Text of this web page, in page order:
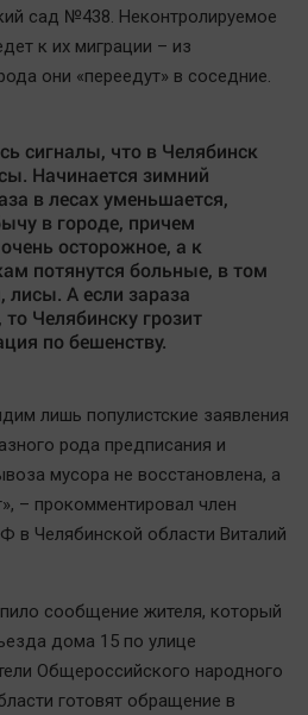
сад №438. Неконтролируемое
к их миграции – из
они «переедут» в соседние.
сигналы, что в Челябинск
Начинается зимний
в лесах уменьшается,
в городе, причем
осторожное, а к
потянутся больные, в том
лисы. А если зараза
Челябинску грозит
по бешенству.
лишь популистские заявления
рода предписания и
мусора не восстановлена, а
– прокомментировал член
в Челябинской области Виталий
сообщение жителя, который
дома 15 по улице
Общероссийского народного
готовят обращение в